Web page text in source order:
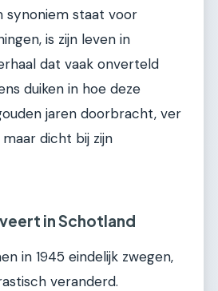
synoniem staat voor
is zijn leven in
dat vaak onverteld
duiken in hoe deze
jaren doorbracht, ver
dicht bij zijn
in Schotland
in 1945 eindelijk zwegen,
veranderd.